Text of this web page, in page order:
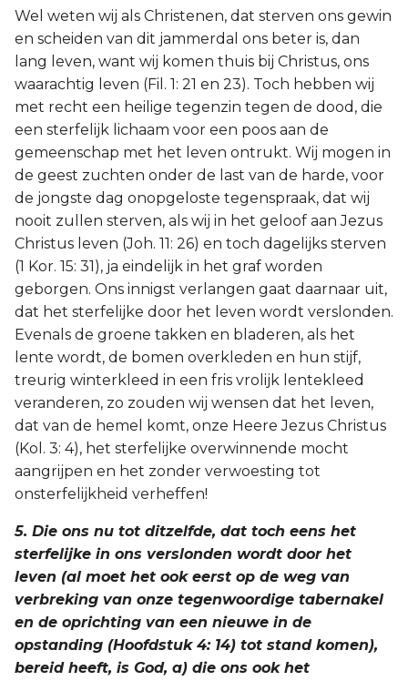
Wel weten wij als Christenen, dat sterven ons gewin
en scheiden van dit jammerdal ons beter is, dan
lang leven, want wij komen thuis bij Christus, ons
waarachtig leven (Fil. 1: 21 en 23). Toch hebben wij
met recht een heilige tegenzin tegen de dood, die
een sterfelijk lichaam voor een poos aan de
gemeenschap met het leven ontrukt. Wij mogen in
de geest zuchten onder de last van de harde, voor
de jongste dag onopgeloste tegenspraak, dat wij
nooit zullen sterven, als wij in het geloof aan Jezus
Christus leven (Joh. 11: 26) en toch dagelijks sterven
(1 Kor. 15: 31), ja eindelijk in het graf worden
geborgen. Ons innigst verlangen gaat daarnaar uit,
dat het sterfelijke door het leven wordt verslonden.
Evenals de groene takken en bladeren, als het
lente wordt, de bomen overkleden en hun stijf,
treurig winterkleed in een fris vrolijk lentekleed
veranderen, zo zouden wij wensen dat het leven,
dat van de hemel komt, onze Heere Jezus Christus
(Kol. 3: 4), het sterfelijke overwinnende mocht
aangrijpen en het zonder verwoesting tot
onsterfelijkheid verheffen!
5. Die ons nu tot ditzelfde, dat toch eens het
sterfelijke in ons verslonden wordt door het
leven (al moet het ook eerst op de weg van
verbreking van onze tegenwoordige tabernakel
en de oprichting van een nieuwe in de
opstanding (Hoofdstuk 4: 14) tot stand komen),
bereid heeft, is God, a) die ons ook het